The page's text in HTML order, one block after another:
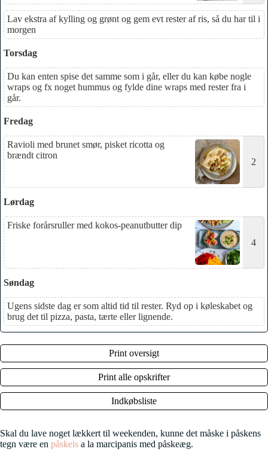
Lav ekstra af kylling og grønt og gem evt rester af ris, så du har til i
morgen
Torsdag
Du kan enten spise det samme som i går, eller du kan købe nogle
wraps og fx noget hummus og fylde dine wraps med rester fra i
går.
Fredag
Ravioli med brunet smør, pisket ricotta og
brændt citron
2
Lørdag
Friske forårsruller med kokos-peanutbutter dip
4
Søndag
Ugens sidste dag er som altid tid til rester. Ryd op i køleskabet og
brug det til pizza, pasta, tærte eller lignende.
Print oversigt
Print alle opskrifter
Indkøbsliste
Skal du lave noget lækkert til weekenden, kunne det måske i påskens
tegn være en påskeis a la marcipanis med påskeæg.